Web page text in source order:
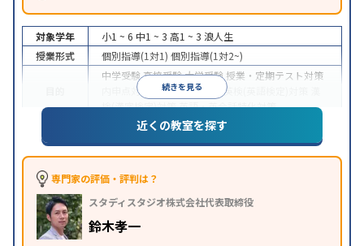
続きを見る
対象学年 小1 ~ 6 中1 ~ 3 高1 ~ 3 浪人生
授業形式
個別指導(1対1) 個別指導(1対2~)
中学受験高校受験大学受験 授業・定期テスト対策
内申点対策
学習習慣の定着 英検(英語検定)対策
検(漢字検定)対策英語・英会話特化対策
1科目から受講可能季節講習のみの受講可
※2023年3月調査。小学校高学年の個別指導塾アンケート調査方法を参
近くの教室を探す
専門家の評価・評判は？
スタディスタジオ株式会社代表取締役
鈴木孝一